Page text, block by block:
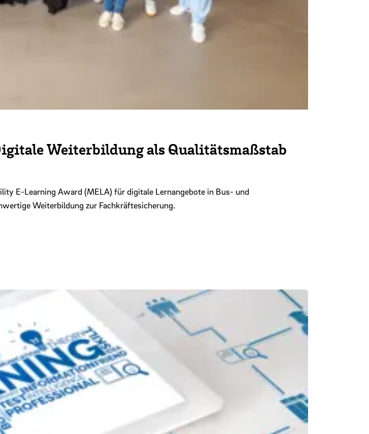
Weiterbildung als Qualitätsmaßstab
E-Learning Award (MELA) für digitale Lernangebote in Bus- und
Weiterbildung zur Fachkräftesicherung.